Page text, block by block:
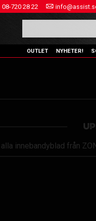
08-720 28 22
OUTLET NYHETER!
alla innebandyblad från